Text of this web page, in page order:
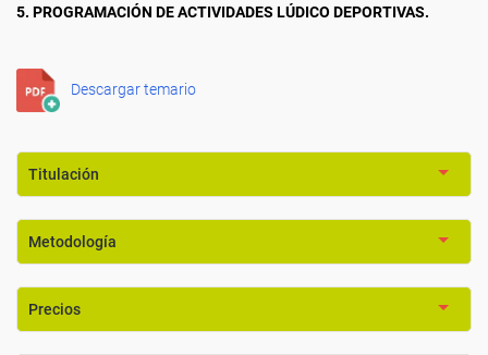
5. PROGRAMACIÓN DE ACTIVIDADES LÚDICO DEPORTIVAS.
Descargar temario
Titulación
Metodología
Precios